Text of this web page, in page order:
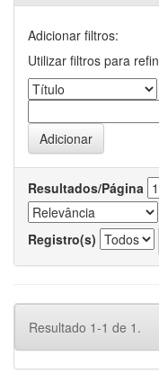
Adicionar filtros:
Utilizar filtros para
Resultados/Página
Registro(s)
Resultado 1-1 de 1.